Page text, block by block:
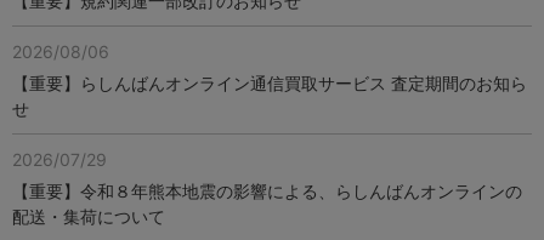
2026/08/06
【重要】らしんばんオンライン通信買取サービス 査定期間のお知ら
せ
2026/07/29
【重要】令和８年熊本地震の影響による、らしんばんオンラインの
配送・集荷について